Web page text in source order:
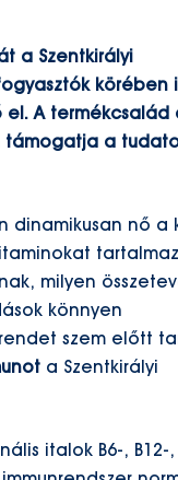
a Szentkirályi
körében
el. A termékcsalád
támogatja a
dinamikusan nő a
milyen
könnyen
szem előtt
a Szentkirályi
italok B6-, B12-,